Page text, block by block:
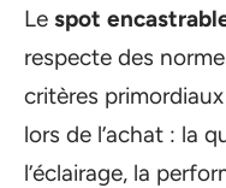
Le spot
respecte des
critères
lors de l’achat : la
l’éclairage, la